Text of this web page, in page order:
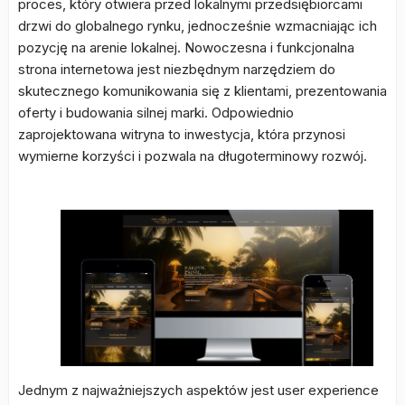
proces, który otwiera przed lokalnymi przedsiębiorcami
drzwi do globalnego rynku, jednocześnie wzmacniając ich
pozycję na arenie lokalnej. Nowoczesna i funkcjonalna
strona internetowa jest niezbędnym narzędziem do
skutecznego komunikowania się z klientami, prezentowania
oferty i budowania silnej marki. Odpowiednio
zaprojektowana witryna to inwestycja, która przynosi
wymierne korzyści i pozwala na długoterminowy rozwój.
Jednym z najważniejszych aspektów jest user experience